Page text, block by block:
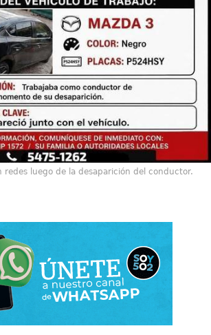
redes luego de la desaparición del conductor.